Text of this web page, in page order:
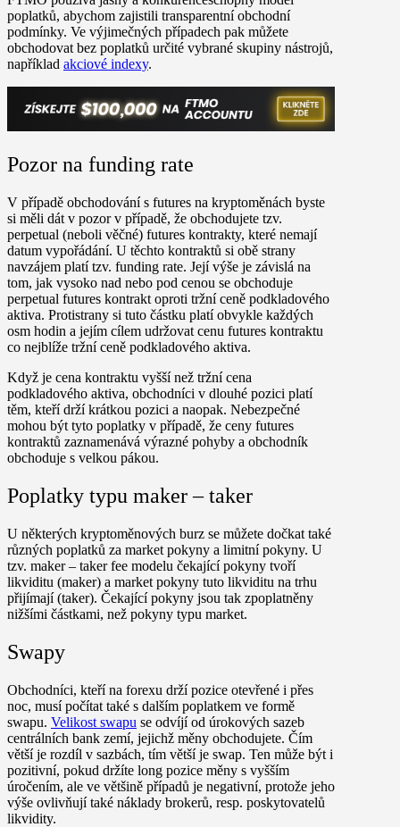
poplatků, abychom zajistili transparentní obchodní
podmínky. Ve výjimečných případech pak můžete
obchodovat bez poplatků určité vybrané skupiny nástrojů,
například akciové indexy.
Pozor na funding rate
V případě obchodování s futures na kryptoměnách byste
si měli dát v pozor v případě, že obchodujete tzv.
perpetual (neboli věčné) futures kontrakty, které nemají
datum vypořádání. U těchto kontraktů si obě strany
navzájem platí tzv. funding rate. Její výše je závislá na
tom, jak vysoko nad nebo pod cenou se obchoduje
perpetual futures kontrakt oproti tržní ceně podkladového
aktiva. Protistrany si tuto částku platí obvykle každých
osm hodin a jejím cílem udržovat cenu futures kontraktu
co nejblíže tržní ceně podkladového aktiva.
Když je cena kontraktu vyšší než tržní cena
podkladového aktiva, obchodníci v dlouhé pozici platí
těm, kteří drží krátkou pozici a naopak. Nebezpečné
mohou být tyto poplatky v případě, že ceny futures
kontraktů zaznamenává výrazné pohyby a obchodník
obchoduje s velkou pákou.
Poplatky typu maker – taker
U některých kryptoměnových burz se můžete dočkat také
různých poplatků za market pokyny a limitní pokyny. U
tzv. maker – taker fee modelu čekající pokyny tvoří
likviditu (maker) a market pokyny tuto likviditu na trhu
přijímají (taker). Čekající pokyny jsou tak zpoplatněny
nižšími částkami, než pokyny typu market.
Swapy
Obchodníci, kteří na forexu drží pozice otevřené i přes
noc, musí počítat také s dalším poplatkem ve formě
swapu. Velikost swapu se odvíjí od úrokových sazeb
centrálních bank zemí, jejichž měny obchodujete. Čím
větší je rozdíl v sazbách, tím větší je swap. Ten může být i
pozitivní, pokud držíte long pozice měny s vyšším
úročením, ale ve většině případů je negativní, protože jeho
výše ovlivňují také náklady brokerů, resp. poskytovatelů
likvidity.